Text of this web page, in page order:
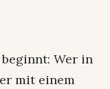
Wer in
mit einem